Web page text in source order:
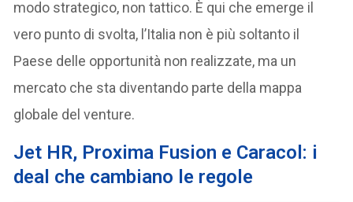
modo strategico, non tattico. È qui che emerge il
vero punto di svolta, l’Italia non è più soltanto il
Paese delle opportunità non realizzate, ma un
mercato che sta diventando parte della mappa
globale del venture.
Jet HR, Proxima Fusion e Caracol: i
deal che cambiano le regole